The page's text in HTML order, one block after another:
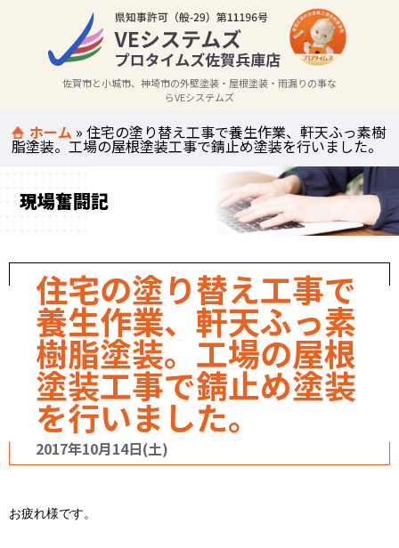
佐賀市と小城市、神埼市の外壁塗装・屋根塗装・雨漏りの事な
らVEシステムズ
ホーム »住宅の塗り替え工事で養生作業、軒天ふっ素樹
脂塗装。工場の屋根塗装工事で錆止め塗装を行いました。
現場奮闘記
住宅の塗り替え工事で
養生作業、軒天ふっ素
樹脂塗装。工場の屋根
塗装工事で錆止め塗装
を行いました。
2017年10月14日(土)
お疲れ様です。